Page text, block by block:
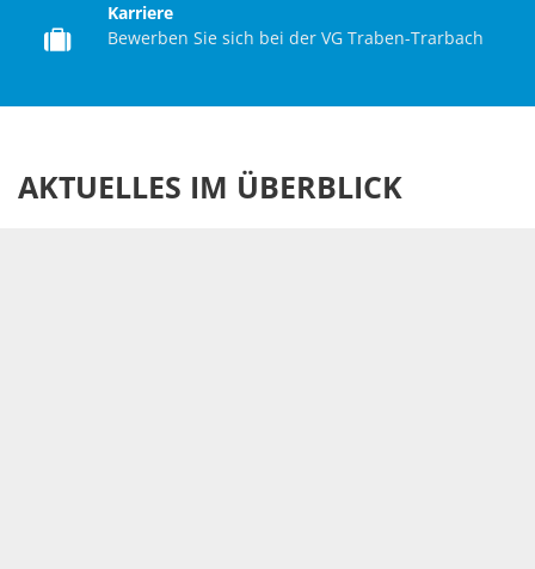
Karriere
Bewerben Sie sich bei der VG Traben-Trarbach
AKTUELLES IM ÜBERBLICK